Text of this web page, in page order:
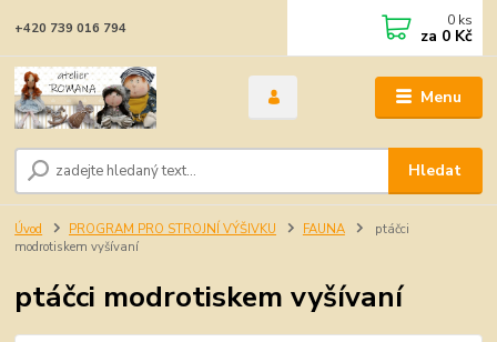
Menu
Hledat
+420 739 016 794 0 ks
za 0 Kč
Úvod PROGRAM PRO STROJNÍ VÝŠIVKU FAUNA
ptáčci
modrotiskem vyšívaní
ptáčci modrotiskem vyšívaní